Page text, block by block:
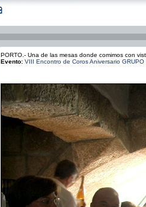
PORTO.- Una de las mesas donde comimos con
Evento: VIII Encontro de Coros Aniversario